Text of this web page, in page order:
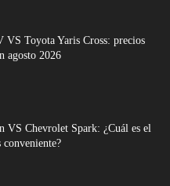
VS Toyota Yaris Cross: precios
agosto 2026
VS Chevrolet Spark: ¿Cuál es el
conveniente?